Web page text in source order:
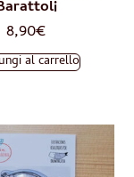
8,90€
al carrello